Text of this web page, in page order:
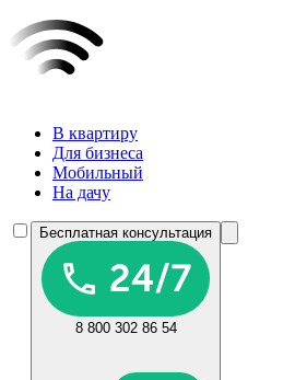
В квартиру
Для бизнеса
Мобильный
На дачу
Бесплатная консультация
8 800 302 86 54